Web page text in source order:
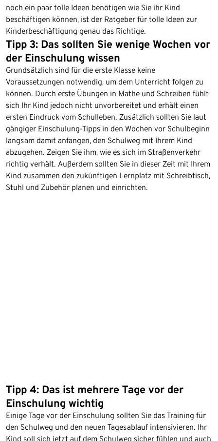
noch ein paar tolle Ideen benötigen wie Sie ihr Kind
beschäftigen können, ist der Ratgeber für tolle Ideen zur
Kinderbeschäftigung genau das Richtige.
Tipp 3: Das sollten Sie wenige Wochen vor
der Einschulung wissen
Grundsätzlich sind für die erste Klasse keine
Voraussetzungen notwendig, um dem Unterricht folgen zu
können. Durch erste Übungen in Mathe und Schreiben fühlt
sich Ihr Kind jedoch nicht unvorbereitet und erhält einen
ersten Eindruck vom Schulleben. Zusätzlich sollten Sie laut
gängiger Einschulung-Tipps in den Wochen vor Schulbeginn
langsam damit anfangen, den Schulweg mit Ihrem Kind
abzugehen. Zeigen Sie ihm, wie es sich im Straßenverkehr
richtig verhält. Außerdem sollten Sie in dieser Zeit mit Ihrem
Kind zusammen den zukünftigen Lernplatz mit Schreibtisch,
Stuhl und Zubehör planen und einrichten.
Tipp 4: Das ist mehrere Tage vor der
Einschulung wichtig
Einige Tage vor der Einschulung sollten Sie das Training für
den Schulweg und den neuen Tagesablauf intensivieren. Ihr
Kind soll sich jetzt auf dem Schulweg sicher fühlen und auch